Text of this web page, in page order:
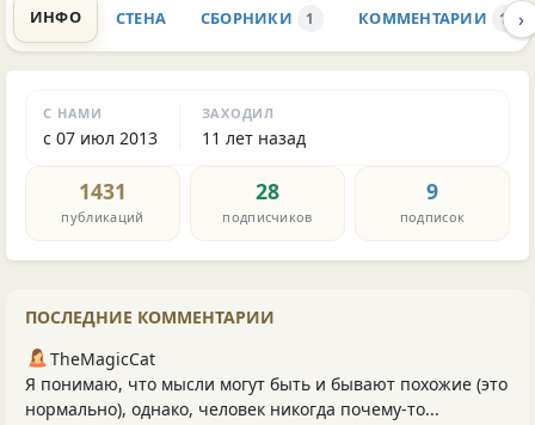
ИНФО СТЕНА СБОРНИКИ 1 КОММЕНТАРИИ 1.3K
›
С НАМИ
с 07 июл 2013
ЗАХОДИЛ
11 лет назад
1431
публикаций
28
подписчиков
9
подписок
ПОСЛЕДНИЕ КОММЕНТАРИИ
TheMagicCat
Я понимаю, что мысли могут быть и бывают похожие (это
нормально), однако, человек никогда почему-то...